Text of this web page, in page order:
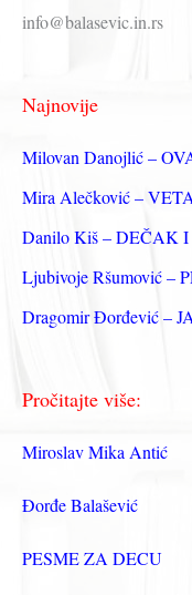
i
grupe
а
з
а
info@balasevic.in.rs
Najnovije
Milovan Danojlić –
Mira Alečković –
Danilo Kiš – DEČAK I
Ljubivoje Ršumović –
Dragomir Đorđević –
Pročitajte više:
Miroslav Mika Antić
Đorđe Balašević
PESME ZA DECU